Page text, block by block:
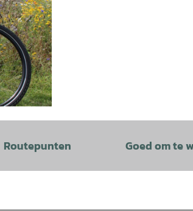
Routepunten Goed om te